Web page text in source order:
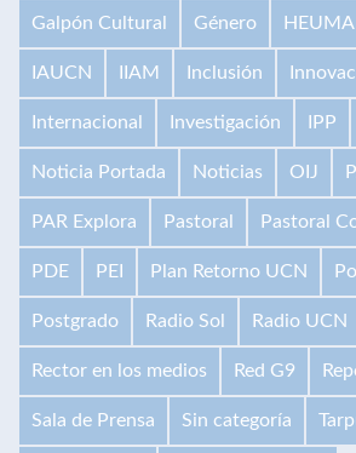
Galpón Cultural Género HEUMA
IAUCN IIAM Inclusión
Internacional Investigación IPP
Noticia Portada Noticias OIJ
PAR Explora Pastoral Pastoral
PDE PEI Plan Retorno UCN
Postgrado Radio Sol Radio UCN
Rector en los medios Red G9
Sala de Prensa Sin categoría